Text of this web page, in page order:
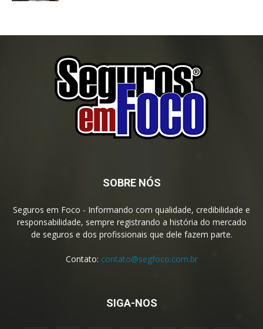
SOBRE NÓS
Seguros em Foco - Informando com qualidade, credibilidade e
responsabilidade, sempre registrando a história do mercado
de seguros e dos profissionais que dele fazem parte.
Contato: contato@segfoco.com.br
SIGA-NOS